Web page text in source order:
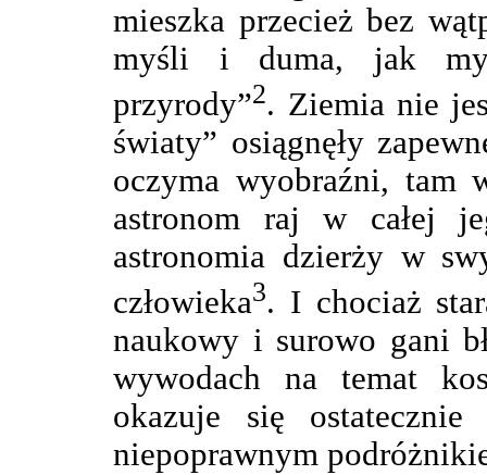
mieszka przecież bez
myśli i duma, jak my
przyrody”2. Ziemia nie
światy” osiągnęły
oczyma wyobraźni, tam
astronom raj w całej
astronomia dzierży w
człowieka3. I chociaż
naukowy i surowo gani
wywodach na temat
okazuje się
niepoprawnym